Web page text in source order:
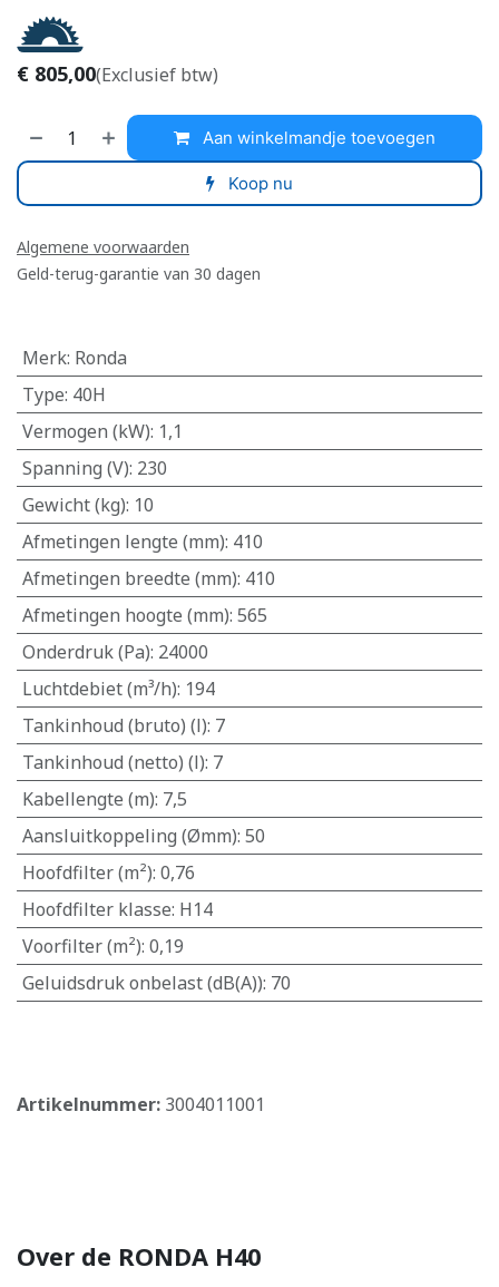
€ 805,00(Exclusief btw)
Aan winkelmandje toevoegen
Koop nu
Algemene voorwaarden
Geld-terug-garantie van 30 dagen
Merk: Ronda
Type: 40H
Vermogen (kW): 1,1
Spanning (V): 230
Gewicht (kg): 10
Afmetingen lengte (mm): 410
Afmetingen breedte (mm): 410
Afmetingen hoogte (mm): 565
Onderdruk (Pa): 24000
Luchtdebiet (m³/h): 194
Tankinhoud (bruto) (l): 7
Tankinhoud (netto) (l): 7
Kabellengte (m): 7,5
Aansluitkoppeling (Ømm): 50
Hoofdfilter (m²): 0,76
Hoofdfilter klasse: H14
Voorfilter (m²): 0,19
Geluidsdruk onbelast (dB(A)): 70
Artikelnummer: 3004011001
Over de RONDA H40